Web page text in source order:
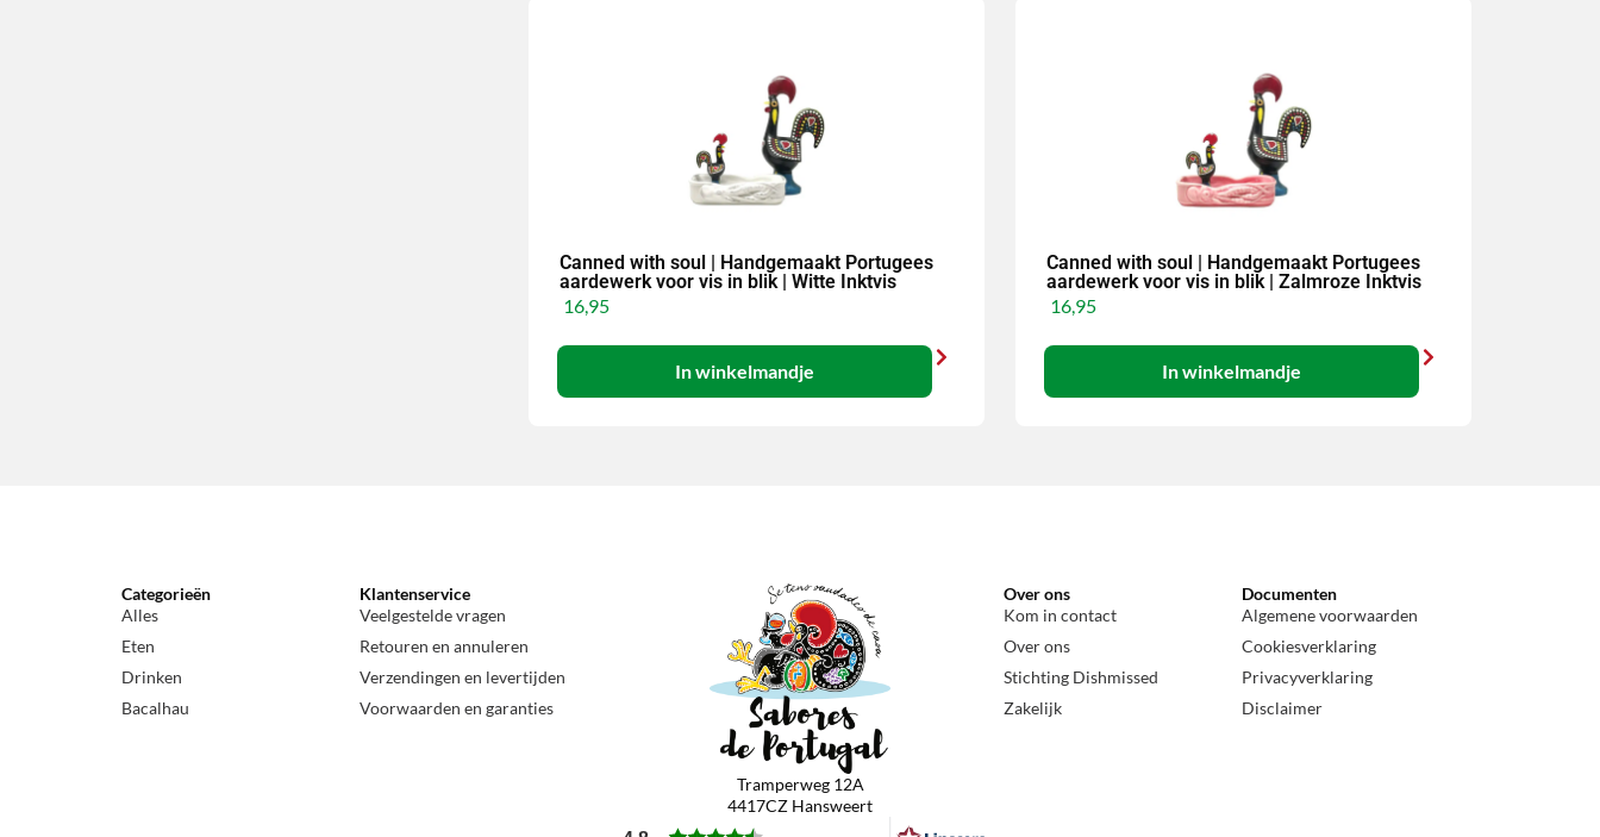
Canned with soul | Handgemaakt Portugees
aardewerk voor vis in blik | Witte Inktvis
16,95
In winkelmandje
Canned with soul | Handgemaakt Portugees
aardewerk voor vis in blik | Zalmroze Inktvis
16,95
In winkelmandje
Categorieën
Alles
Eten
Drinken
Bacalhau
Klantenservice
Veelgestelde vragen
Retouren en annuleren
Verzendingen en levertijden
Voorwaarden en garanties
Tramperweg 12A
4417CZ Hansweert
Over ons
Kom in contact
Over ons
Stichting Dishmissed
Zakelijk
Documenten
Algemene voorwaarden
Cookiesverklaring
Privacyverklaring
Disclaimer